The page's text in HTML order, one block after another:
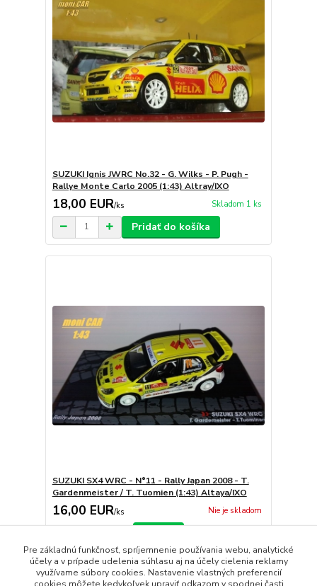
SUZUKI Ignis JWRC No.32 - G. Wilks - P. Pugh -
Rallye Monte Carlo 2005 (1:43) Altray/IXO
18,00 EUR/ks Skladom 1 ks
Pridať do košíka
SUZUKI SX4 WRC - N°11 - Rally Japan 2008 - T.
Gardenmeister / T. Tuomien (1:43) Altaya/IXO
16,00 EUR/ks Nie je skladom
strana z 1
Pre základnú funkčnosť, spríjemnenie používania webu, analytické
účely a v prípade udelenia súhlasu aj na účely cielenia reklamy
využívame súbory cookies. Nastavenie vlastných preferencií